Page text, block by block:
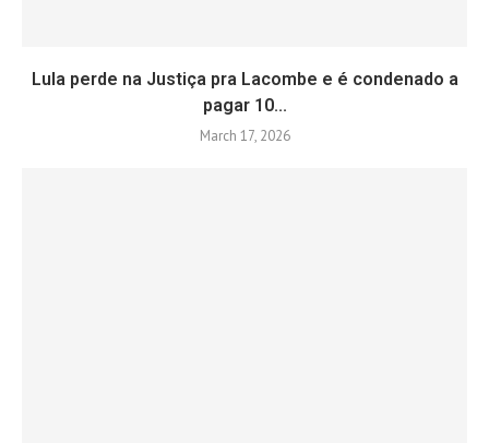
Lula perde na Justiça pra Lacombe e é condenado a
pagar 10...
March 17, 2026